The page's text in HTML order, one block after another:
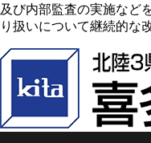
及び内部監査の実施など
り扱いについて継続的な